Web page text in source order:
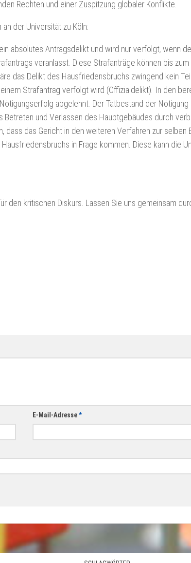
Rechten und einer Zuspitzung globaler Konflikte.
der Universität zu Köln:
absolutes Antragsdelikt und wird nur verfolgt, wenn
veranlasst. Diese Strafanträge können bis
das Delikt des Hausfriedensbruchs zwingend kein
Strafantrag verfolgt wird (Offizialdelikt). In den
abgelehnt. Der Tatbestand der
und Verlassen des Hauptgebäudes durch
dass das Gericht in den weiteren Verfahren zur selben
in Frage kommen. Diese kann die
den kritischen Diskurs. Lassen Sie uns gemeinsam
E-Mail-Adresse*